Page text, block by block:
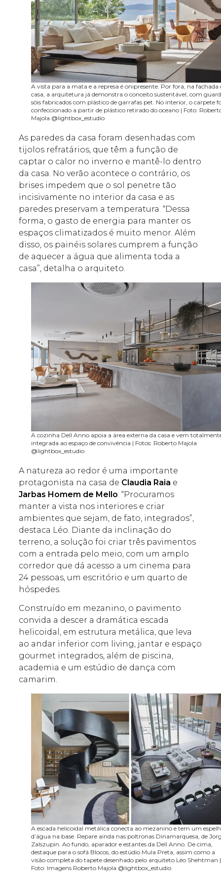
A vista para a mata e a represa é onipresente. Por fora, na fachada
casa, a arquitetura já demonstra o conceito sustentável, com
sóis fabricados com plástico de garrafas pet. No interior, o carpete
confeccionado a partir de plástico retirado do oceano | Foto:
Majola @lightbox_estudio
As paredes da casa foram desenhadas com
tijolos refratários, que têm a função de
captar o calor no inverno e mantê-lo dentro
da casa. No verão acontece o contrário, os
brises impedem que o sol penetre tão
incisivamente no interior da casa e as
paredes preservam a temperatura. “Dessa
forma, o gasto de energia para manter os
espaços climatizados é muito menor. Além
disso, os painéis solares cumprem a função
de aquecer a água que alimenta toda a
casa”, detalha o arquiteto.
A cozinha Dell Anno apoia a área externa da casa e vem
integrada ao espaço de convivência | Fotos: Roberto Majola
@lightbox_estudio
A natureza ao redor é uma importante
protagonista na casa de Claudia Raia e
Jarbas Homem de Mello . “Procuramos
manter a vista nos interiores e criar
ambientes que sejam, de fato, integrados”,
destaca Léo. Diante da inclinação do
terreno, a solução foi criar três pavimentos
com a entrada pelo meio, com um amplo
corredor que dá acesso a um cinema para
24 pessoas, um escritório e um quarto de
hóspedes.
Construído em mezanino, o pavimento
convida a descer a dramática escada
helicoidal, em estrutura metálica, que leva
ao andar inferior com living, jantar e espaço
gourmet integrados, além de piscina,
academia e um estúdio de dança com
camarim.
A escada helicoidal metálica conecta ao mezanino e tem um
d’água na base. Repare ainda nas poltronas Dinamarquesa, de
Zalszupin. Ao fundo, aparador e estantes da Dell Anno. De cima,
destaque para o sofá Blocos, do estúdio Mula Preta, assim como a
visão completa do tapete desenhado pelo arquiteto Léo Shehtman |
Foto: Imagens Roberto Majola @lightbox_estudio